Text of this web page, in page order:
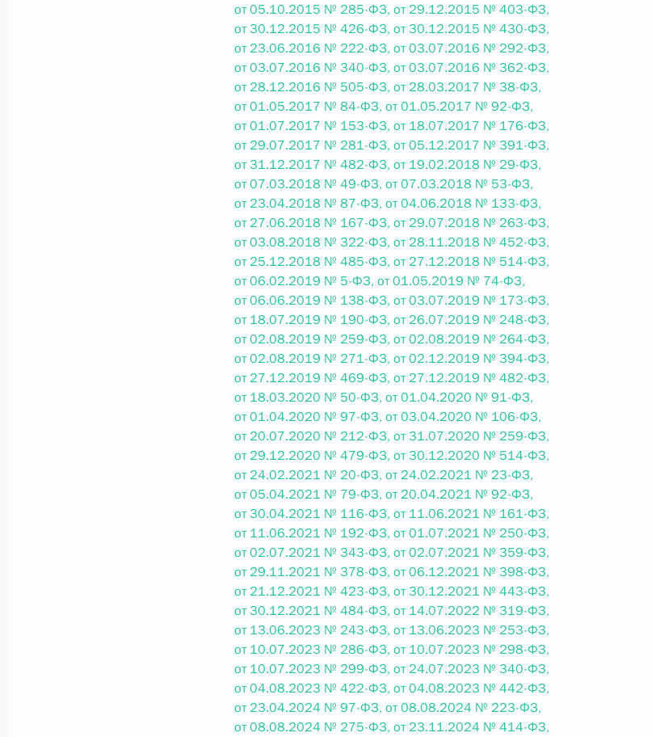
Федеральный закон от 26.07.2026 г. № 267-ФЗ
О внесении изменения в статью 2 Федерального закона «О благотворительной деятельности
и добровольчестве (волонтерстве)»
Федеральный закон от 26.07.2026 г. № 251-ФЗ
О внесении изменений в Уголовный кодекс Российской Федерации и статьи 31 и 151 Уголовно-
процессуального кодекса Российской Федерации
Федеральный закон от 26.07.2026 г. № 264-ФЗ
О внесении изменений в статью 13–2 Федерального закона «Об актах гражданского состояния»
и признании утратившим силу пункта 1 части 13 статьи 3 Федерального закона «О внесении
изменений в Федеральный закон „Об актах гражданского состояния“
Федеральный закон от 26.07.2026 г. № 270-ФЗ
О внесении изменения в статью 10 Федерального закона «Об автономных учреждениях»
Федеральный закон от 26.07.2026 г. № 244-ФЗ
О ратификации Соглашения между Правительством Российской Федерации и Кабинетом
Министров Киргизской Республики о правовом статусе представительств компетентных органов
по вопросам внутренних дел и миграции в Российской Федерации и Киргизской Республике
от 05.10.2015 № 285-ФЗ, от 29.12.2015 № 403-ФЗ,
от 30.12.2015 № 426-ФЗ, от 30.12.2015 № 430-ФЗ,
от 23.06.2016 № 222-ФЗ, от 03.07.2016 № 292-ФЗ,
от 03.07.2016 № 340-ФЗ, от 03.07.2016 № 362-ФЗ,
от 28.12.2016 № 505-ФЗ, от 28.03.2017 № 38-ФЗ,
от 01.05.2017 № 84-ФЗ, от 01.05.2017 № 92-ФЗ,
от 01.07.2017 № 153-ФЗ, от 18.07.2017 № 176-ФЗ,
от 29.07.2017 № 281-ФЗ, от 05.12.2017 № 391-ФЗ,
от 31.12.2017 № 482-ФЗ, от 19.02.2018 № 29-ФЗ,
от 07.03.2018 № 49-ФЗ, от 07.03.2018 № 53-ФЗ,
от 23.04.2018 № 87-ФЗ, от 04.06.2018 № 133-ФЗ,
от 27.06.2018 № 167-ФЗ, от 29.07.2018 № 263-ФЗ,
от 03.08.2018 № 322-ФЗ, от 28.11.2018 № 452-ФЗ,
от 25.12.2018 № 485-ФЗ, от 27.12.2018 № 514-ФЗ,
от 06.02.2019 № 5-ФЗ, от 01.05.2019 № 74-ФЗ,
от 06.06.2019 № 138-ФЗ, от 03.07.2019 № 173-ФЗ,
от 18.07.2019 № 190-ФЗ, от 26.07.2019 № 248-ФЗ,
от 02.08.2019 № 259-ФЗ, от 02.08.2019 № 264-ФЗ,
от 02.08.2019 № 271-ФЗ, от 02.12.2019 № 394-ФЗ,
от 27.12.2019 № 469-ФЗ, от 27.12.2019 № 482-ФЗ,
от 18.03.2020 № 50-ФЗ, от 01.04.2020 № 91-ФЗ,
от 01.04.2020 № 97-ФЗ, от 03.04.2020 № 106-ФЗ,
от 20.07.2020 № 212-ФЗ, от 31.07.2020 № 259-ФЗ,
от 29.12.2020 № 479-ФЗ, от 30.12.2020 № 514-ФЗ,
от 24.02.2021 № 20-ФЗ, от 24.02.2021 № 23-ФЗ,
от 05.04.2021 № 79-ФЗ, от 20.04.2021 № 92-ФЗ,
от 30.04.2021 № 116-ФЗ, от 11.06.2021 № 161-ФЗ,
от 11.06.2021 № 192-ФЗ, от 01.07.2021 № 250-ФЗ,
от 02.07.2021 № 343-ФЗ, от 02.07.2021 № 359-ФЗ,
от 29.11.2021 № 378-ФЗ, от 06.12.2021 № 398-ФЗ,
от 21.12.2021 № 423-ФЗ, от 30.12.2021 № 443-ФЗ,
от 30.12.2021 № 484-ФЗ, от 14.07.2022 № 319-ФЗ,
от 13.06.2023 № 243-ФЗ, от 13.06.2023 № 253-ФЗ,
от 10.07.2023 № 286-ФЗ, от 10.07.2023 № 298-ФЗ,
от 10.07.2023 № 299-ФЗ, от 24.07.2023 № 340-ФЗ,
от 04.08.2023 № 422-ФЗ, от 04.08.2023 № 442-ФЗ,
от 23.04.2024 № 97-ФЗ, от 08.08.2024 № 223-ФЗ,
от 08.08.2024 № 275-ФЗ, от 23.11.2024 № 414-ФЗ,